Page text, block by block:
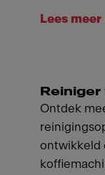
Lees meer
Ontdek
ontwikkeld